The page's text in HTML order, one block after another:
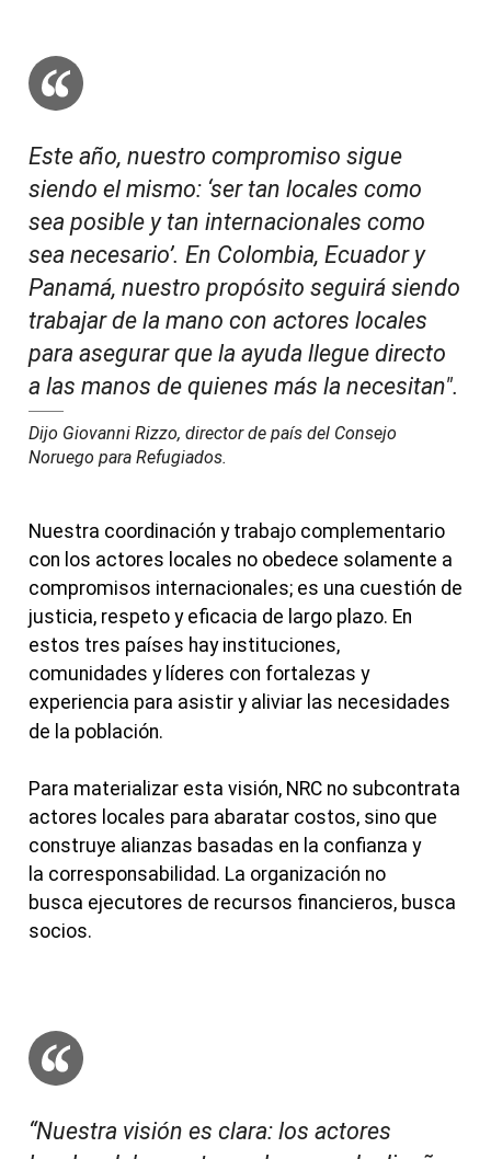
Este año, nuestro compromiso sigue
siendo el mismo: ‘ser tan locales como
sea posible y tan internacionales como
sea necesario’. En Colombia, Ecuador y
Panamá, nuestro propósito seguirá siendo
trabajar de la mano con actores locales
para asegurar que la ayuda llegue directo
a las manos de quienes más la necesitan".
Dijo Giovanni Rizzo, director de país del Consejo
Noruego para Refugiados.
Nuestra coordinación y trabajo complementario
con los actores locales no obedece solamente a
compromisos internacionales; es una cuestión de
justicia, respeto y eficacia de largo plazo. En
estos tres países hay instituciones,
comunidades y líderes con fortalezas y
experiencia para asistir y aliviar las necesidades
de la población.
Para materializar esta visión, NRC no subcontrata
actores locales para abaratar costos, sino que
construye alianzas basadas en la confianza y
la corresponsabilidad. La organización no
busca ejecutores de recursos financieros, busca
socios.
“Nuestra visión es clara: los actores